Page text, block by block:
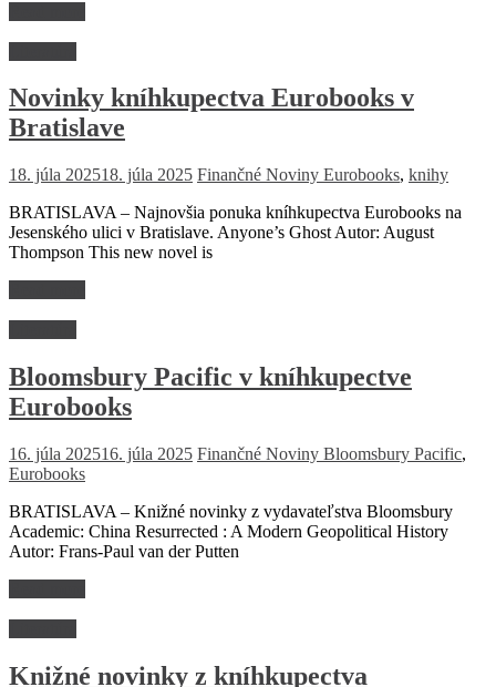
Novinky kníhkupectva Eurobooks v
Bratislave
18. júla 202518. júla 2025 Finančné Noviny Eurobooks, knihy
BRATISLAVA – Najnovšia ponuka kníhkupectva Eurobooks na
Jesenského ulici v Bratislave. Anyone’s Ghost Autor: August
Thompson This new novel is
Bloomsbury Pacific v kníhkupectve
Eurobooks
16. júla 202516. júla 2025 Finančné Noviny Bloomsbury Pacific,
Eurobooks
BRATISLAVA – Knižné novinky z vydavateľstva Bloomsbury
Academic: China Resurrected : A Modern Geopolitical History
Autor: Frans-Paul van der Putten
Knižné novinky z kníhkupectva